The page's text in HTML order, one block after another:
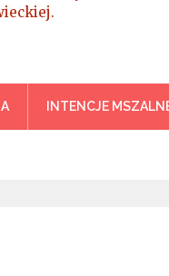
INTENCJE